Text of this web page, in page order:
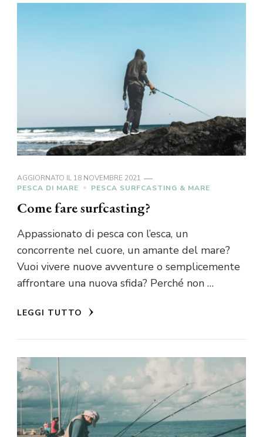
AGGIORNATO IL18 NOVEMBRE 2021
PESCA DI MARE
PESCA SURFCASTING & MARE
Come fare surfcasting?
Appassionato di pesca con l’esca, un
concorrente nel cuore, un amante del mare?
Vuoi vivere nuove avventure o semplicemente
affrontare una nuova sfida? Perché non …
LEGGI TUTTO